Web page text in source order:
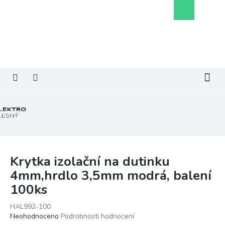
košík
Krytka izolační na dutinku
4mm,hrdlo 3,5mm modrá, balení
100ks
HAL992-100
Průměrné
Neohodnoceno Podrobnosti hodnocení